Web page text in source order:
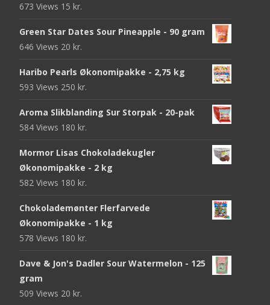
673 Views 15 kr.
Green Star Dates Sour Pineapple - 90 gram
646 Views 20 kr.
Haribo Pearls Økonomipakke - 2,75 kg
593 Views 250 kr.
Aroma Slikblanding Sur Storpak - 20-pak
584 Views 180 kr.
Mormor Lisas Chokoladekugler
Økonomipakke - 2 kg
582 Views 180 kr.
Chokolademønter Flerfarvede
Økonomipakke - 1 kg
578 Views 180 kr.
Dave & Jon's Dadler Sour Watermelon - 125
gram
509 Views 20 kr.